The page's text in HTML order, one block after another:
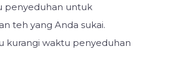
penyeduhan untuk
teh yang Anda sukai.
kurangi waktu penyeduhan